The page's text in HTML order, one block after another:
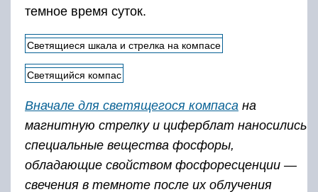
темное время суток.
Светящиеся шкала и стрелка на компасе
Светящийся компас
Вначале для светящегося компаса на
магнитную стрелку и циферблат наносились
специальные вещества фосфоры,
обладающие свойством фосфоресценции —
свечения в темноте после их облучения